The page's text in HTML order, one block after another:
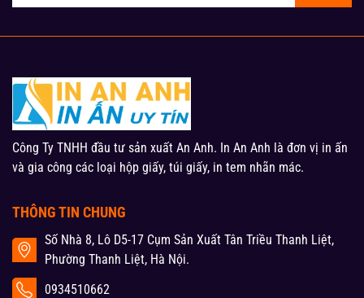
Công Ty TNHH đầu tư sản xuất An Anh. In An Anh là đơn vị in ấn
và gia công các loại hộp giấy, túi giấy, in tem nhãn mác.
THÔNG TIN CHUNG
Số Nhà 8, Lô D5-17 Cụm Sản Xuất Tân Triều Thanh Liệt,
Phường Thanh Liệt, Hà Nội.
0934510662